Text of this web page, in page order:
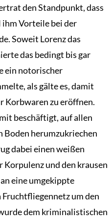
den Standpunkt, dass
ihm Vorteile bei der
Soweit Lorenz das
das bedingt bis gar
ein notorischer
als gälte es, damit
Korbwaren zu eröffnen.
beschäftigt, auf allen
Boden herumzukriechen
dabei einen weißen
Korpulenz und den krausen
eine umgekippte
um den
dem kriminalistischen